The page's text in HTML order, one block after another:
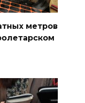
метров